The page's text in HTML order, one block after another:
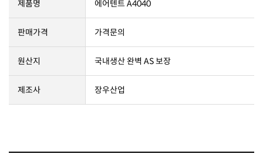
제품명 에어텐트 A4040
판매가격 가격문의
원산지 국내생산 완벽 AS 보장
제조사 장우산업